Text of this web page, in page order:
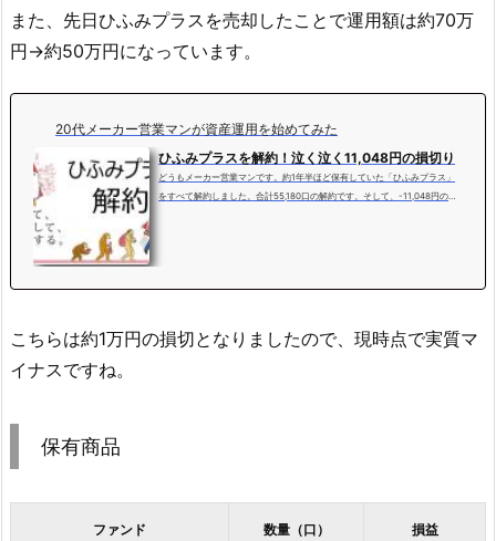
また、先日ひふみプラスを売却したことで運用額は約70万
円→約50万円になっています。
20代メーカー営業マンが資産運用を始めてみた
ひふみプラスを解約！泣く泣く11,048円の損切り
どうもメーカー営業マンです。約1年半ほど保有していた「ひふみプラス」
をすべて解約しました。合計55,180口の解約です。そして、-11,048円の損
ルワークスチャートを見ればわかりますが、プラスに転じているときをほと
こちらは約1万円の損切となりましたので、現時点で実質マ
イナスですね。
保有商品
ファンド 数量（口） 損益